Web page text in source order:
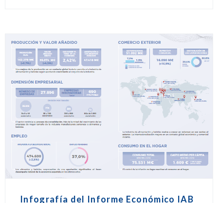
Infografía del Informe Económico IAB